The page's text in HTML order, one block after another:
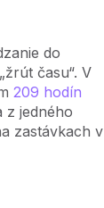
do
času“. V
209 hodín
z jedného
zastávkach v